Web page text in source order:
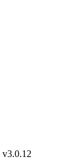
v3.0.12